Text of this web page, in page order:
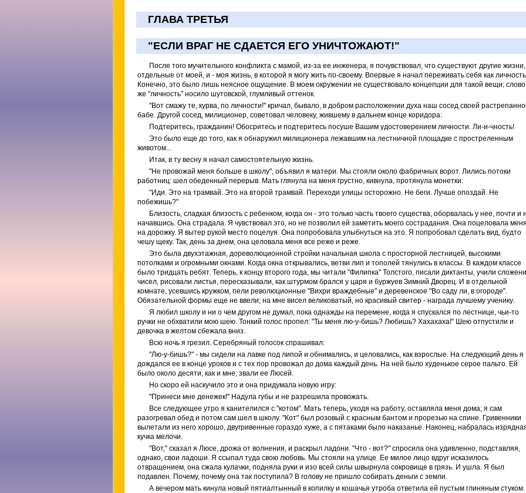
ГЛАВА ТРЕТЬЯ
"ЕСЛИ ВРАГ НЕ СДАЕТСЯ ЕГО УНИЧТОЖАЮТ!"
После того мучительного конфликта с мамой, из-за ее инженера, я почувствовал, что существуют другие жизни,
отдельные от моей, и - моя жизнь, в которой я могу жить по-своему. Впервые я начал переживать себя как
Конечно, это было лишь неясное ощущение. В моем окружении не существовало концепции для такой вещи; слово
же "личность" носило шутовской, глумливый оттенок.
"Вот смажу те, курва, по личности!" кричал, бывало, в добром расположении духа наш сосед своей
бабе. Другой сосед, милиционер, советовал человеку, жившему в дальнем конце коридора:
Подтеритесь, гражданин! Обосритесь и подтеритесь посуше Вашим удостоверением личности. Ли-и-чность!
Это было еще до того, как я обнаружил милиционера лежавшим на лестничной площадке с простреленным
животом...
Итак, в ту весну я начал самостоятельную жизнь.
"Не провожай меня больше в школу", объявил я матери. Мы стояли около фабричных ворот. Лились потоки
работниц: шел обеденный перерыв. Мать глянула на меня грустно, кивнула, протянула монетки:
"Иди. Это на трамвай. Это на второй трамвай. Переходи улицы осторожно. Не беги. Лучше опоздай. Не
побежишь?"
Близость, сладкая близость с ребенком, когда он - это только часть твоего существа, оборвалась у нее, почти и
начавшись. Она страдала. Я чувствовал это, но не позволил ей заметить моего сострадания. Она поцеловала меня
на дорожку. Я вытер рукой место поцелуя. Она попробовала улыбнуться на это. Я попробовал сделать вид, будто
чешу щеку. Так, день за днем, она целовала меня все реже и реже.
Это была двухэтажная, дореволюционной стройки начальная школа с просторной лестницей, высокими
потолками и огромными окнами. Когда окна открывались, ветви лип и тополей тянулись в классы. В каждом классе
было тридцать ребят. Теперь, к концу второго года, мы читали "Филипка" Толстого, писали диктанты, учили
чисел, рисовали листья, пересказывали, как штурмом брался у царя и буржуев Зимний Дворец. И в отдельной
комнате, усевшись кружком, пели революционные "Вихри враждебные" и деревенское "Во саду ли, в огороде".
Обязательной формы еще не ввели; на мне висел великоватый, но красивый свитер - награда лучшему ученику.
Я любил школу и ни о чем другом не думал, пока однажды на перемене, когда я спускался по лестнице, чьи-то
ручки не обхватили мою шею. Тонкий голос пропел: "Ты меня лю-у-бишь? Любишь? Хахахаха!" Шею отпустили и
девочка в желтом сбежала вниз.
Всю ночь я грезил. Серебряный голосок спрашивал:
"Лю-у-бишь?" - мы сидели на лавке под липой и обнимались, и целовались, как взрослые. На следующий день я
дождался ее в конце уроков и с тех пор провожал до дома каждый день. На ней было худенькое серое пальто. Ей
было около десяти, как и мне; звали ее Люсей.
Но скоро ей наскучило это и она придумала новую игру:
"Принеси мне денежек!" Надула губы и не разрешила провожать.
Все следующее утро я канителился с "котом". Мать теперь, уходя на работу, оставляла меня дома; я сам
разогревал обед и потом сам шел в школу. "Кот" был розовый с красным бантом и прорезью на спине. Гривенники
вылетали из него хорошо, двугривенные гораздо хуже, а с пятаками было наказанье. Наконец, набралась
кучка мелочи.
"Вот," сказал я Люсе, дрожа от волнения, и раскрыл ладони. "Что - вот?" спросила она удивленно, подставляя,
однако, свои ладоши. Я ссыпал туда свою любовь. Мы стояли на улице. Ее милое лицо вдруг исказилось
отвращением, она сжала кулачки, подняла руки и изо всей силы швырнула сокровище в грязь. И ушла. Я был
подавлен. Почему, почему она так поступила? В голову не пришло собирать деньги с земли.
А вечером мать кинула новый пятиалтынный в копилку и кошачья утроба ответила ей пустым глиняным стуком.